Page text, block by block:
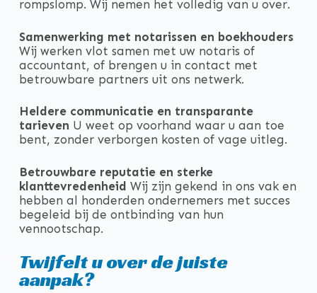
rompslomp. Wij nemen het volledig van u over.
Samenwerking met notarissen en boekhouders
Wij werken vlot samen met uw notaris of
accountant, of brengen u in contact met
betrouwbare partners uit ons netwerk.
Heldere communicatie en transparante
tarieven U weet op voorhand waar u aan toe
bent, zonder verborgen kosten of vage uitleg.
Betrouwbare reputatie en sterke
klanttevredenheid Wij zijn gekend in ons vak en
hebben al honderden ondernemers met succes
begeleid bij de ontbinding van hun
vennootschap.
Twijfelt u over de juiste
aanpak?